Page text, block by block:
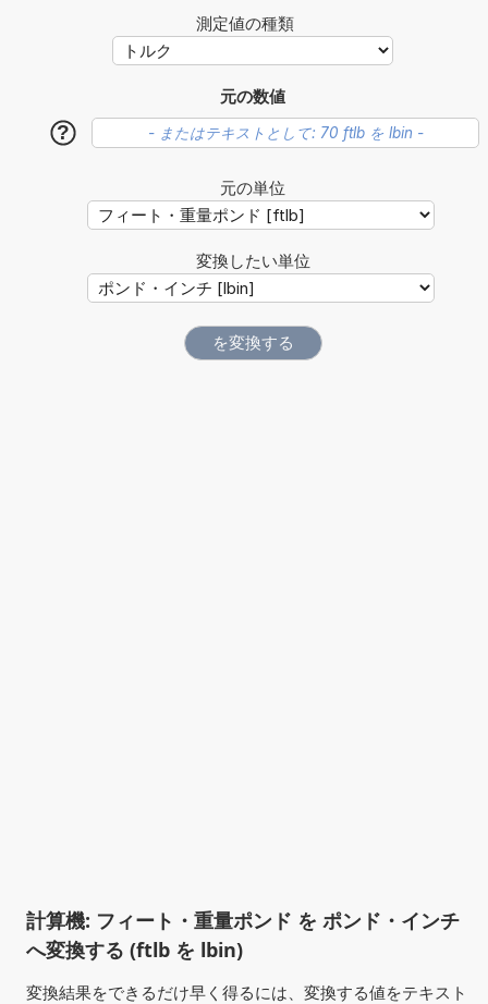
測定値の種類
元の数値
?
元の単位
変換したい単位
計算機: フィート・重量ポンド を ポンド・インチ
へ変換する (ftlb を lbin)
変換結果をできるだけ早く得るには、変換する値をテキスト